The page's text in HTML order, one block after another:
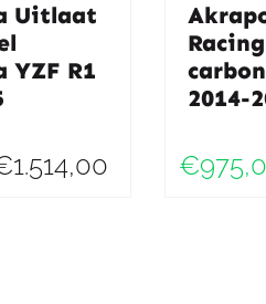
Uitlaat
YZF R1
1.514,00
2014-
€